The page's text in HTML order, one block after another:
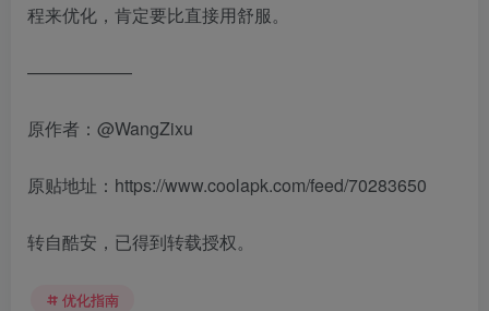
程来优化，肯定要比直接用舒服。
——————
原作者：@WangZixu
原贴地址：https://www.coolapk.com/feed/70283650
转自酷安，已得到转载授权。
优化指南